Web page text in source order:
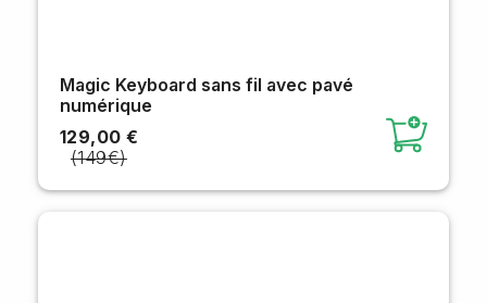
Magic Keyboard sans fil avec pavé
numérique
129,00 €
(149€)